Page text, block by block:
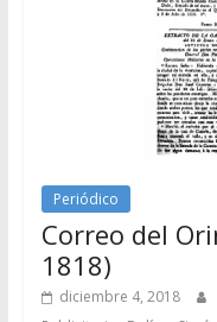
Periódico
Correo del
1818)
diciembre 4, 2018